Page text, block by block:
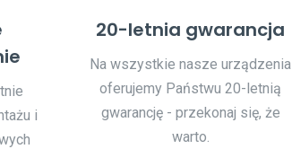
i
20-letnia gwarancja
Na wszystkie nasze urządzenia
oferujemy Państwu 20-letnią
gwarancję - przekonaj się, że
warto.